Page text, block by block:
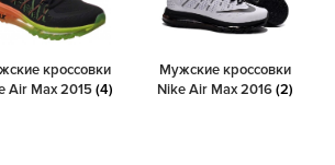
кроссовки
Air Max 2015(4)
Мужские кроссовки
Nike Air Max 2016(2)